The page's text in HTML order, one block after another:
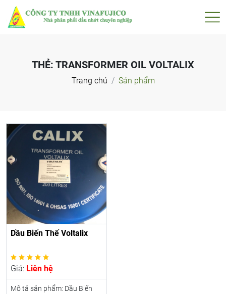
THẺ: TRANSFORMER OIL VOLTALIX
Trang chủ Sản phẩm
Dầu Biến Thế Voltalix
Giá: Liên hệ
Mô tả sản phẩm: Dầu Biến